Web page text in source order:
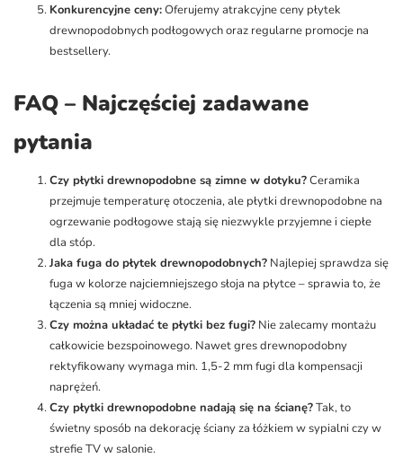
Konkurencyjne ceny:Oferujemy atrakcyjne ceny płytek
drewnopodobnych podłogowych oraz regularne promocje na
bestsellery.
FAQ – Najczęściej zadawane
pytania
Czy płytki drewnopodobne są zimne w dotyku?Ceramika
przejmuje temperaturę otoczenia, ale płytki drewnopodobne na
ogrzewanie podłogowe stają się niezwykle przyjemne i ciepłe
dla stóp.
Jaka fuga do płytek drewnopodobnych? Najlepiej sprawdza się
fuga w kolorze najciemniejszego słoja na płytce – sprawia to, że
łączenia są mniej widoczne.
Czy można układać te płytki bez fugi? Nie zalecamy montażu
całkowicie bezspoinowego. Nawet gres drewnopodobny
rektyfikowany wymaga min. 1,5-2 mm fugi dla kompensacji
naprężeń.
Czy płytki drewnopodobne nadają się na ścianę?Tak, to
świetny sposób na dekorację ściany za łóżkiem w sypialni czy w
strefie TV w salonie.